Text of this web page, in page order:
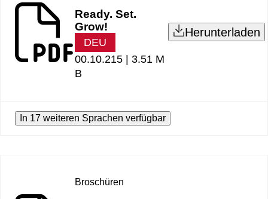
Ready. Set.
Grow!
DEU
00.10.215 | 3.51 M
B
Herunterladen
In 17 weiteren Sprachen verfügbar
Broschüren